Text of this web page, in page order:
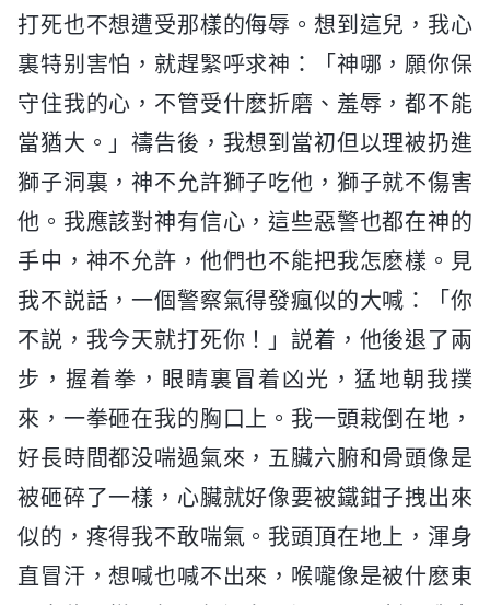
打死也不想遭受那樣的侮辱。想到這兒，我心
裏特别害怕，就趕緊呼求神：「神哪，願你保
守住我的心，不管受什麽折磨、羞辱，都不能
當猶大。」禱告後，我想到當初但以理被扔進
獅子洞裏，神不允許獅子吃他，獅子就不傷害
他。我應該對神有信心，這些惡警也都在神的
手中，神不允許，他們也不能把我怎麽樣。見
我不説話，一個警察氣得發瘋似的大喊：「你
不説，我今天就打死你！」説着，他後退了兩
步，握着拳，眼睛裏冒着凶光，猛地朝我撲
來，一拳砸在我的胸口上。我一頭栽倒在地，
好長時間都没喘過氣來，五臟六腑和骨頭像是
被砸碎了一樣，心臟就好像要被鐵鉗子拽出來
似的，疼得我不敢喘氣。我頭頂在地上，渾身
直冒汗，想喊也喊不出來，喉嚨像是被什麽東